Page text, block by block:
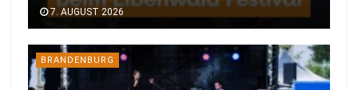
7. AUGUST 2026
BRANDENBURG